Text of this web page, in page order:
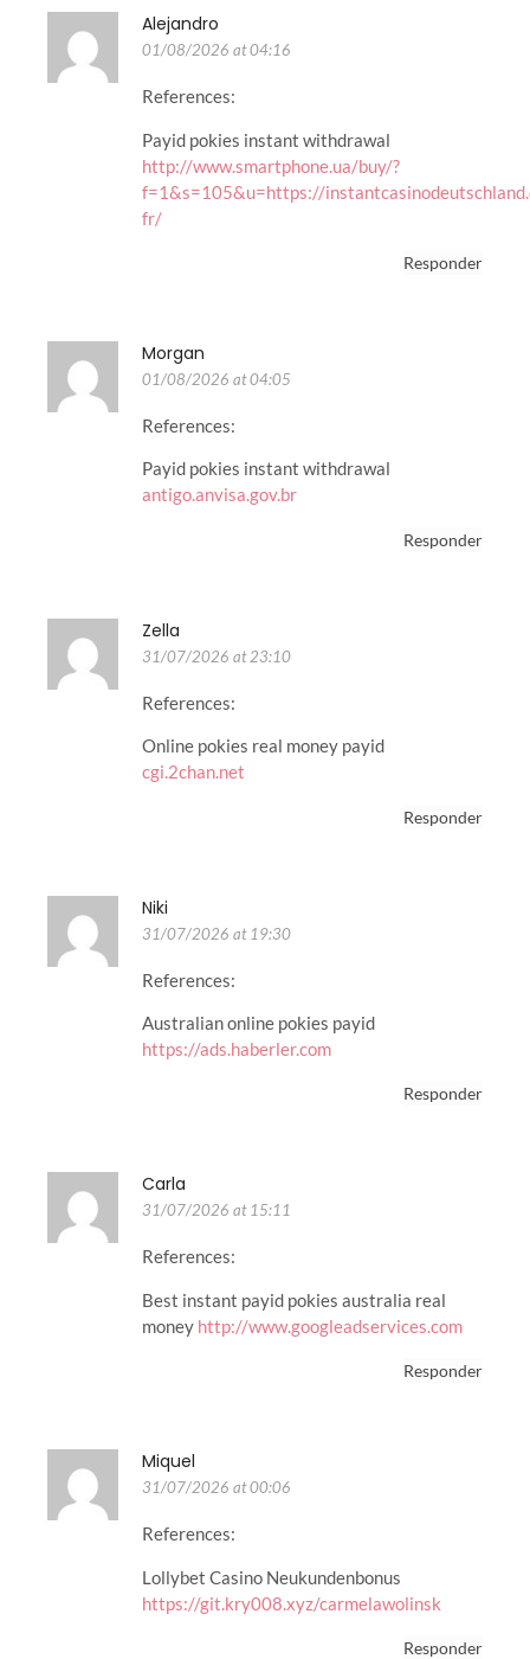
Alejandro
01/08/2026 at 04:16
References:
Payid pokies instant withdrawal
http://www.smartphone.ua/buy/?
f=1&s=105&u=https://
fr/
Responder
Morgan
01/08/2026 at 04:05
References:
Payid pokies instant withdrawal
antigo.anvisa.gov.br
Responder
Zella
31/07/2026 at 23:10
References:
Online pokies real money payid
cgi.2chan.net
Responder
Niki
31/07/2026 at 19:30
References:
Australian online pokies payid
https://ads.haberler.com
Responder
Carla
31/07/2026 at 15:11
References:
Best instant payid pokies australia real
money http://www.googleadservices.com
Responder
Miquel
31/07/2026 at 00:06
References:
Lollybet Casino Neukundenbonus
https://git.kry008.xyz/carmelawolinsk
Responder